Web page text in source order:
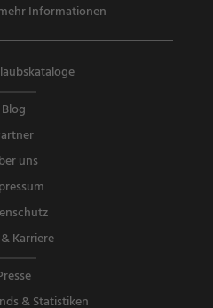
Informationen
Blog
uns
Karriere
& Statistiken